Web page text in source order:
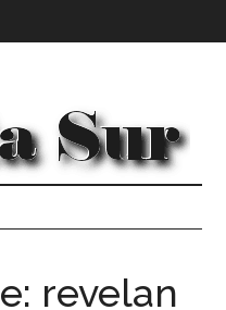
revelan